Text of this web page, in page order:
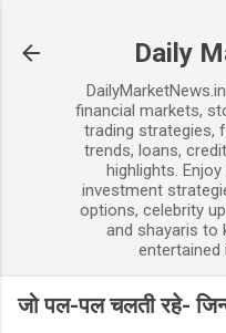
Daily
financial markets,
trading strategies,
trends, loans,
highlights.
investment
options, celebrity
and shayaris to
entertained
जो पल-पल चलती रहे-